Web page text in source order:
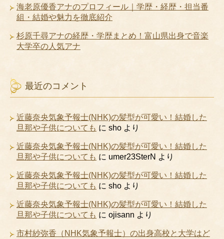
海老原優香アナのプロフィール｜学歴・経歴・担当番
組・結婚や魅力を徹底紹介
杉原千尋アナの経歴・学歴まとめ！富山県出身で音楽
大学卒の人気アナ
最近のコメント
近藤奈央気象予報士(NHK)の髪型が可愛い！結婚した
旦那や子供についても に sho より
近藤奈央気象予報士(NHK)の髪型が可愛い！結婚した
旦那や子供についても に umer23SterN より
近藤奈央気象予報士(NHK)の髪型が可愛い！結婚した
旦那や子供についても に sho より
近藤奈央気象予報士(NHK)の髪型が可愛い！結婚した
旦那や子供についても に ojisann より
市村紗弥香（NHK気象予報士）の出身高校と大学はど